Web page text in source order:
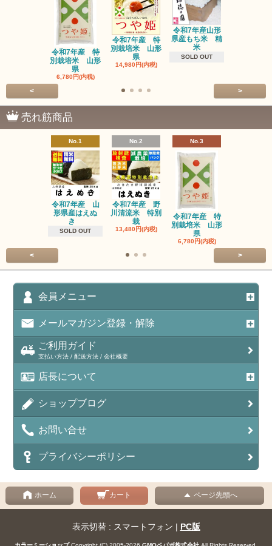
令和7年産 特
別栽培米 山形
県
6,780円(内税)
令和7年産 特
別栽培米 山形
県
14,980円(内税)
令和7年産山形
県産もち米 精
米
SOLD OUT
< >
売れ筋商品
No.1
令和7年産 山
形県産はえぬ
き
SOLD OUT
No.2
令和7年産 野
川清流米 特別
栽
13,480円(内税)
No.3
令和7年産 特
別栽培米 山形
県
6,780円(内税)
< >
会員メニュー
メールマガジン登録・解除
ご利用ガイド
支払い方法 / 配送方法 / 会社概要
店長について
ショップブログ
お問い合せ
プライバシーポリシー
ホーム カート ページ先頭へ
表示切替 : スマートフォン | PC版